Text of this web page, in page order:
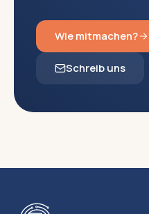
Wie mitmachen?
Schreib uns